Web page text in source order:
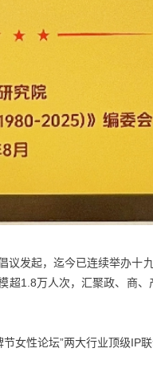
议发起，迄今已连续举办
超1.8万人次，汇聚政、商
女性论坛”两大行业顶级